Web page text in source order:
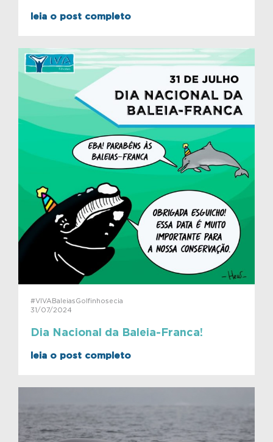
leia o post completo
#VIVABaleiasGolfinhosecia
31/07/2024
Dia Nacional da Baleia-Franca!
leia o post completo